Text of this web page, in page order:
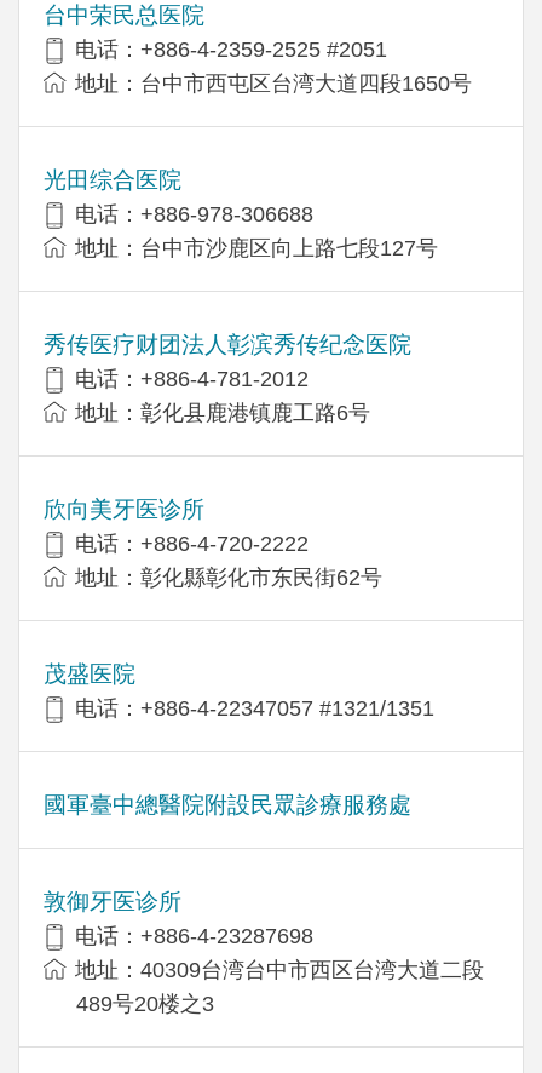
台中荣民总医院
电话：+886-4-2359-2525 #2051
地址：台中市西屯区台湾大道四段1650号
光田综合医院
电话：+886-978-306688
地址：台中市沙鹿区向上路七段127号
秀传医疗财团法人彰滨秀传纪念医院
电话：+886-4-781-2012
地址：彰化县鹿港镇鹿工路6号
欣向美牙医诊所
电话：+886-4-720-2222
地址：彰化縣彰化市东民街62号
茂盛医院
电话：+886-4-22347057 #1321/1351
國軍臺中總醫院附設民眾診療服務處
敦御牙医诊所
电话：+886-4-23287698
地址：40309台湾台中市西区台湾大道二段
489号20楼之3